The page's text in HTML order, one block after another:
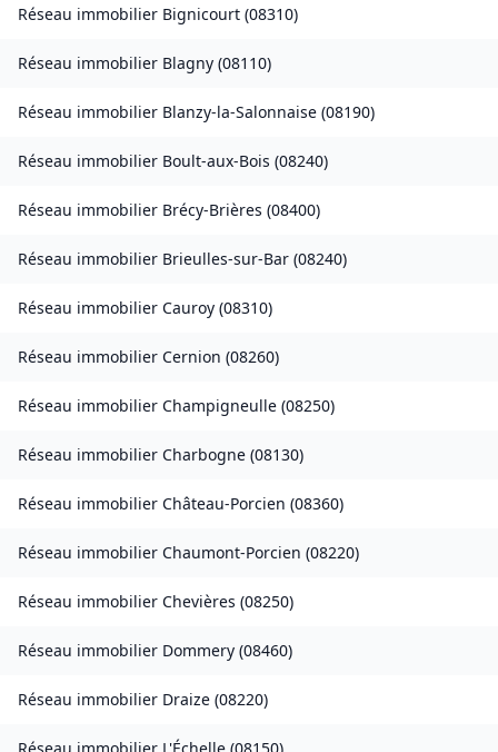
Réseau immobilier Bignicourt (08310)
Réseau immobilier Blagny (08110)
Réseau immobilier Blanzy-la-Salonnaise (08190)
Réseau immobilier Boult-aux-Bois (08240)
Réseau immobilier Brécy-Brières (08400)
Réseau immobilier Brieulles-sur-Bar (08240)
Réseau immobilier Cauroy (08310)
Réseau immobilier Cernion (08260)
Réseau immobilier Champigneulle (08250)
Réseau immobilier Charbogne (08130)
Réseau immobilier Château-Porcien (08360)
Réseau immobilier Chaumont-Porcien (08220)
Réseau immobilier Chevières (08250)
Réseau immobilier Dommery (08460)
Réseau immobilier Draize (08220)